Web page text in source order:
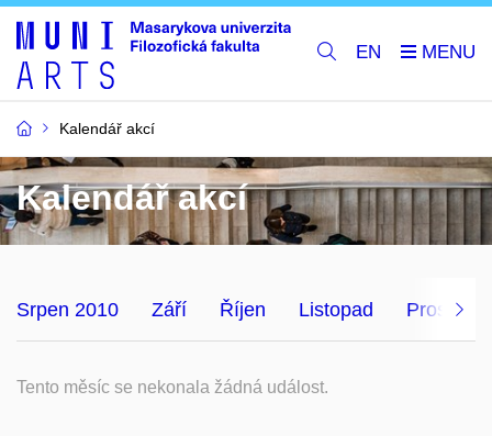
EN
Kalendář akcí
Kalendář akcí
Srpen 2010 Září Říjen Listopad Prosinec
Tento měsíc se nekonala žádná událost.